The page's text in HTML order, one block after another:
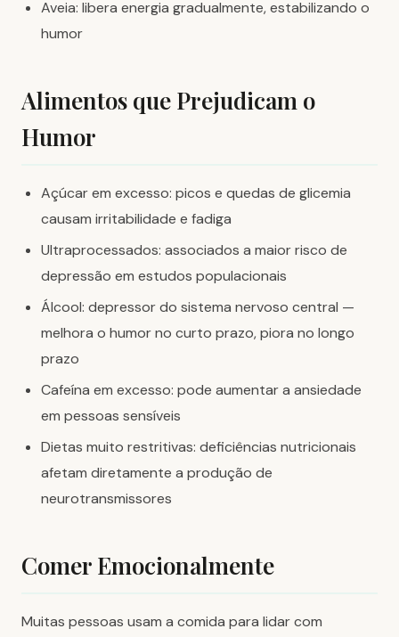
Aveia: libera energia gradualmente, estabilizando o
humor
Alimentos que Prejudicam o
Humor
Açúcar em excesso: picos e quedas de glicemia
causam irritabilidade e fadiga
Ultraprocessados: associados a maior risco de
depressão em estudos populacionais
Álcool: depressor do sistema nervoso central —
melhora o humor no curto prazo, piora no longo
prazo
Cafeína em excesso: pode aumentar a ansiedade
em pessoas sensíveis
Dietas muito restritivas: deficiências nutricionais
afetam diretamente a produção de
neurotransmissores
Comer Emocionalmente
Muitas pessoas usam a comida para lidar com